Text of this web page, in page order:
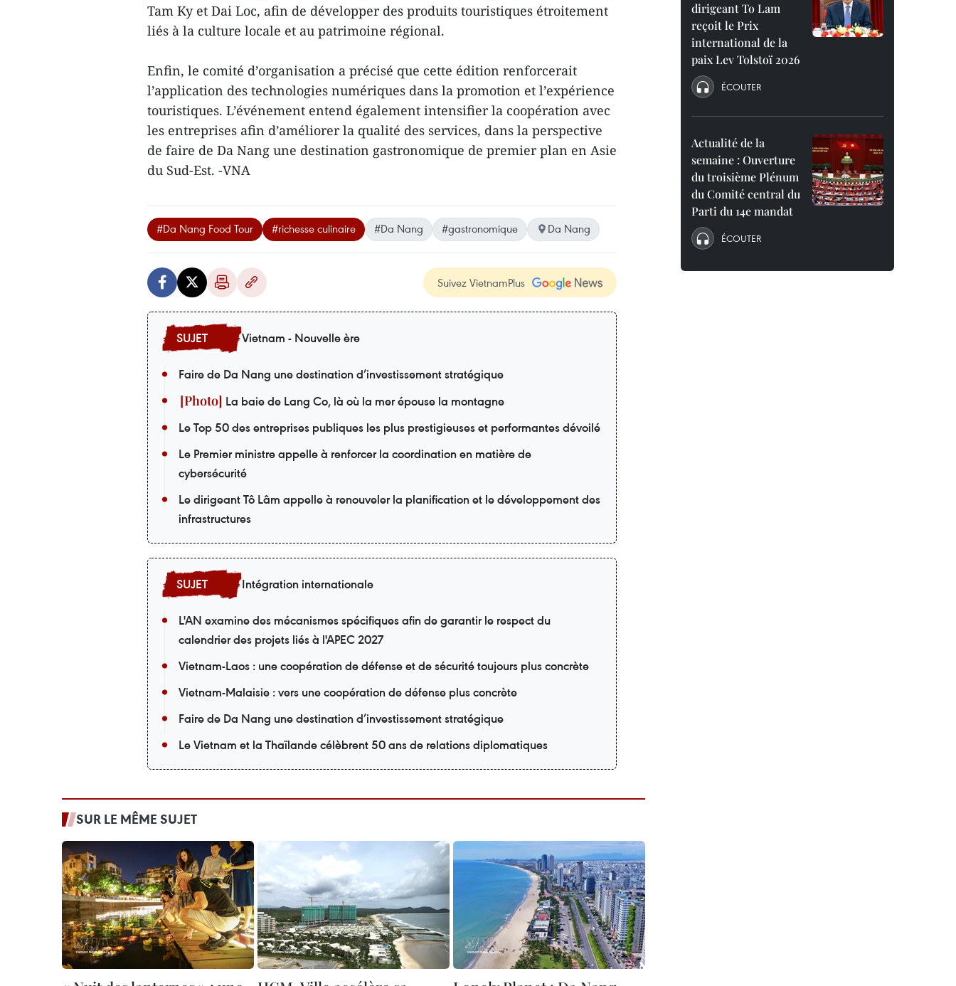
Tam Ky et Dai Loc, afin de développer des produits touristiques étroitement
liés à la culture locale et au patrimoine régional.
Enfin, le comité d’organisation a précisé que cette édition renforcerait
l’application des technologies numériques dans la promotion et l’expérience
touristiques. L’événement entend également intensifier la coopération avec
les entreprises afin d’améliorer la qualité des services, dans la perspective
de faire de Da Nang une destination gastronomique de premier plan en Asie
du Sud-Est. -VNA
#Da Nang Food Tour #richesse culinaire #Da Nang #gastronomique Da Nang
Suivez VietnamPlus
Vietnam - Nouvelle ère
Faire de Da Nang une destination d’investissement stratégique
La baie de Lang Co, là où la mer épouse la montagne
Le Top 50 des entreprises publiques les plus prestigieuses et performantes dévoilé
Le Premier ministre appelle à renforcer la coordination en matière de
cybersécurité
Le dirigeant Tô Lâm appelle à renouveler la planification et le développement des
infrastructures
Intégration internationale
L'AN examine des mécanismes spécifiques afin de garantir le respect du
calendrier des projets liés à l'APEC 2027
Vietnam-Laos : une coopération de défense et de sécurité toujours plus concrète
Vietnam-Malaisie : vers une coopération de défense plus concrète
Faire de Da Nang une destination d’investissement stratégique
Le Vietnam et la Thaïlande célèbrent 50 ans de relations diplomatiques
SUR LE MÊME SUJET
dirigeant To Lam
reçoit le Prix
international de la
paix Lev Tolstoï 2026
ÉCOUTER
Actualité de la
semaine : Ouverture
du troisième Plénum
du Comité central du
Parti du 14e mandat
ÉCOUTER